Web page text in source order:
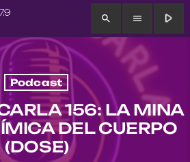
search menu play_arrow
Podcast
156: LA MINA
DEL CUERPO
(DOSE)